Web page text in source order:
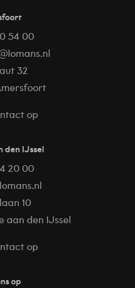
54 00
32
op
den IJssel
20 00
10
aan den IJssel
op
op